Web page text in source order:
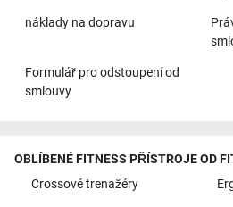
náklady na dopravu
Formulář pro odstoupení od
smlouvy
OBLÍBENÉ FITNESS PŘÍSTROJE OD
Crossové trenažéry